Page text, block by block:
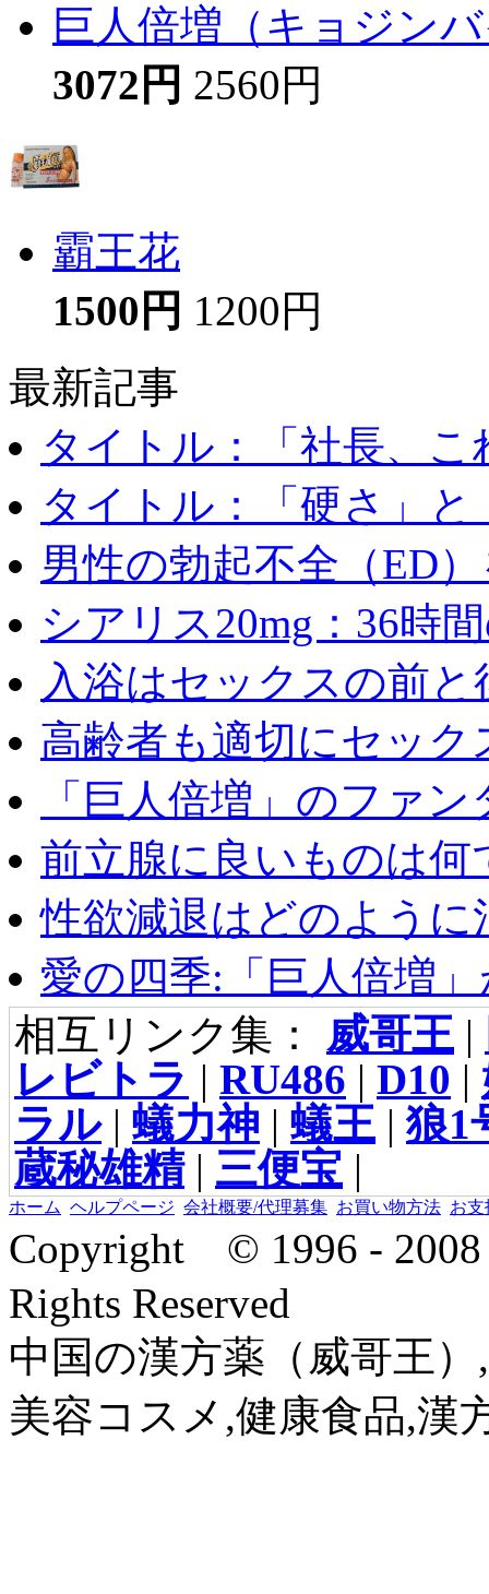
巨人倍増（キョジン
3072円 2560円
霸王花
1500円 1200円
最新記事
タイトル：「社長、こ
タイトル：「硬さ」と
男性の勃起不全（ED
シアリス20mg：36時
入浴はセックスの前
高齢者も適切にセック
「巨人倍増」のファ
前立腺に良いものは何
性欲減退はどのように
愛の四季:「巨人倍増
相互リンク集： 威哥王 |
レビトラ | RU486 | D10 |
ラル| 蟻力神 | 蟻王 |狼1
蔵秘雄精| 三便宝 |
ホーム ヘルプページ 会社概要/代理募集 お買い物方法 お支
Copyright © 1996 -
Rights Reserved
中国の漢方薬（威哥王
美容コスメ,健康食品,漢